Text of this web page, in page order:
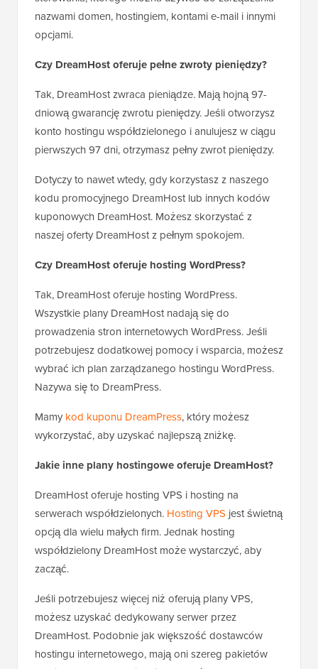
nazwami domen, hostingiem, kontami e-mail i innymi
opcjami.
Czy DreamHost oferuje pełne zwroty pieniędzy?
Tak, DreamHost zwraca pieniądze. Mają hojną 97-
dniową gwarancję zwrotu pieniędzy. Jeśli otworzysz
konto hostingu współdzielonego i anulujesz w ciągu
pierwszych 97 dni, otrzymasz pełny zwrot pieniędzy.
Dotyczy to nawet wtedy, gdy korzystasz z naszego
kodu promocyjnego DreamHost lub innych kodów
kuponowych DreamHost. Możesz skorzystać z
naszej oferty DreamHost z pełnym spokojem.
Czy DreamHost oferuje hosting WordPress?
Tak, DreamHost oferuje hosting WordPress.
Wszystkie plany DreamHost nadają się do
prowadzenia stron internetowych WordPress. Jeśli
potrzebujesz dodatkowej pomocy i wsparcia, możesz
wybrać ich plan zarządzanego hostingu WordPress.
Nazywa się to DreamPress.
Mamy kod kuponu DreamPress, który możesz
wykorzystać, aby uzyskać najlepszą zniżkę.
Jakie inne plany hostingowe oferuje DreamHost?
DreamHost oferuje hosting VPS i hosting na
serwerach współdzielonych. Hosting VPS jest świetną
opcją dla wielu małych firm. Jednak hosting
współdzielony DreamHost może wystarczyć, aby
zacząć.
Jeśli potrzebujesz więcej niż oferują plany VPS,
możesz uzyskać dedykowany serwer przez
DreamHost. Podobnie jak większość dostawców
hostingu internetowego, mają oni szereg pakietów